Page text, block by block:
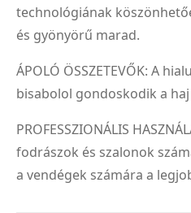
technológiának
és gyönyörű marad.
ÁPOLÓ ÖSSZETEVŐK: A
bisabolol gondoskodik a
PROFESSZIONÁLIS
fodrászok és szalonok
a vendégek számára a